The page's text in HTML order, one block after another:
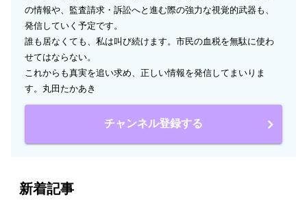
の情報や、監査請求・訴訟へと進む際の強力な視覚的武器も、
発信していく予定です。
誰も居なくても、私は叫び続けます。市民の血税を無駄に使わ
せてはならない。
これからも真実を追い求め、正しい情報を発信してまいりま
す。丸田たかあき
チャンネル登録する
新着記事